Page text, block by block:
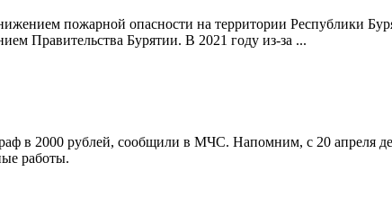
пожарной опасности на территории Республики
Правительства Бурятии. В 2021 году из-за ...
в 2000 рублей, сообщили в МЧС. Напомним, с 20 апреля
работы.